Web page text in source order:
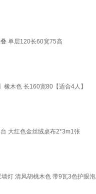
单层120长60宽75高
木色 长160宽80【适合4人】
大红色金丝绒桌布2*3m1张
灯 清风胡桃木色 带9瓦3色护眼泡